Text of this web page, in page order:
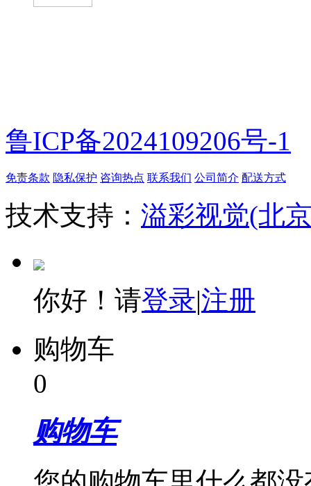
鲁ICP备2024109206号-1
免责条款 隐私保护 咨询热点 联系我们 公司简介 配送方式
技术支持： 溢彩视觉(北
你好！请登录|注册
购物车
0
购物车